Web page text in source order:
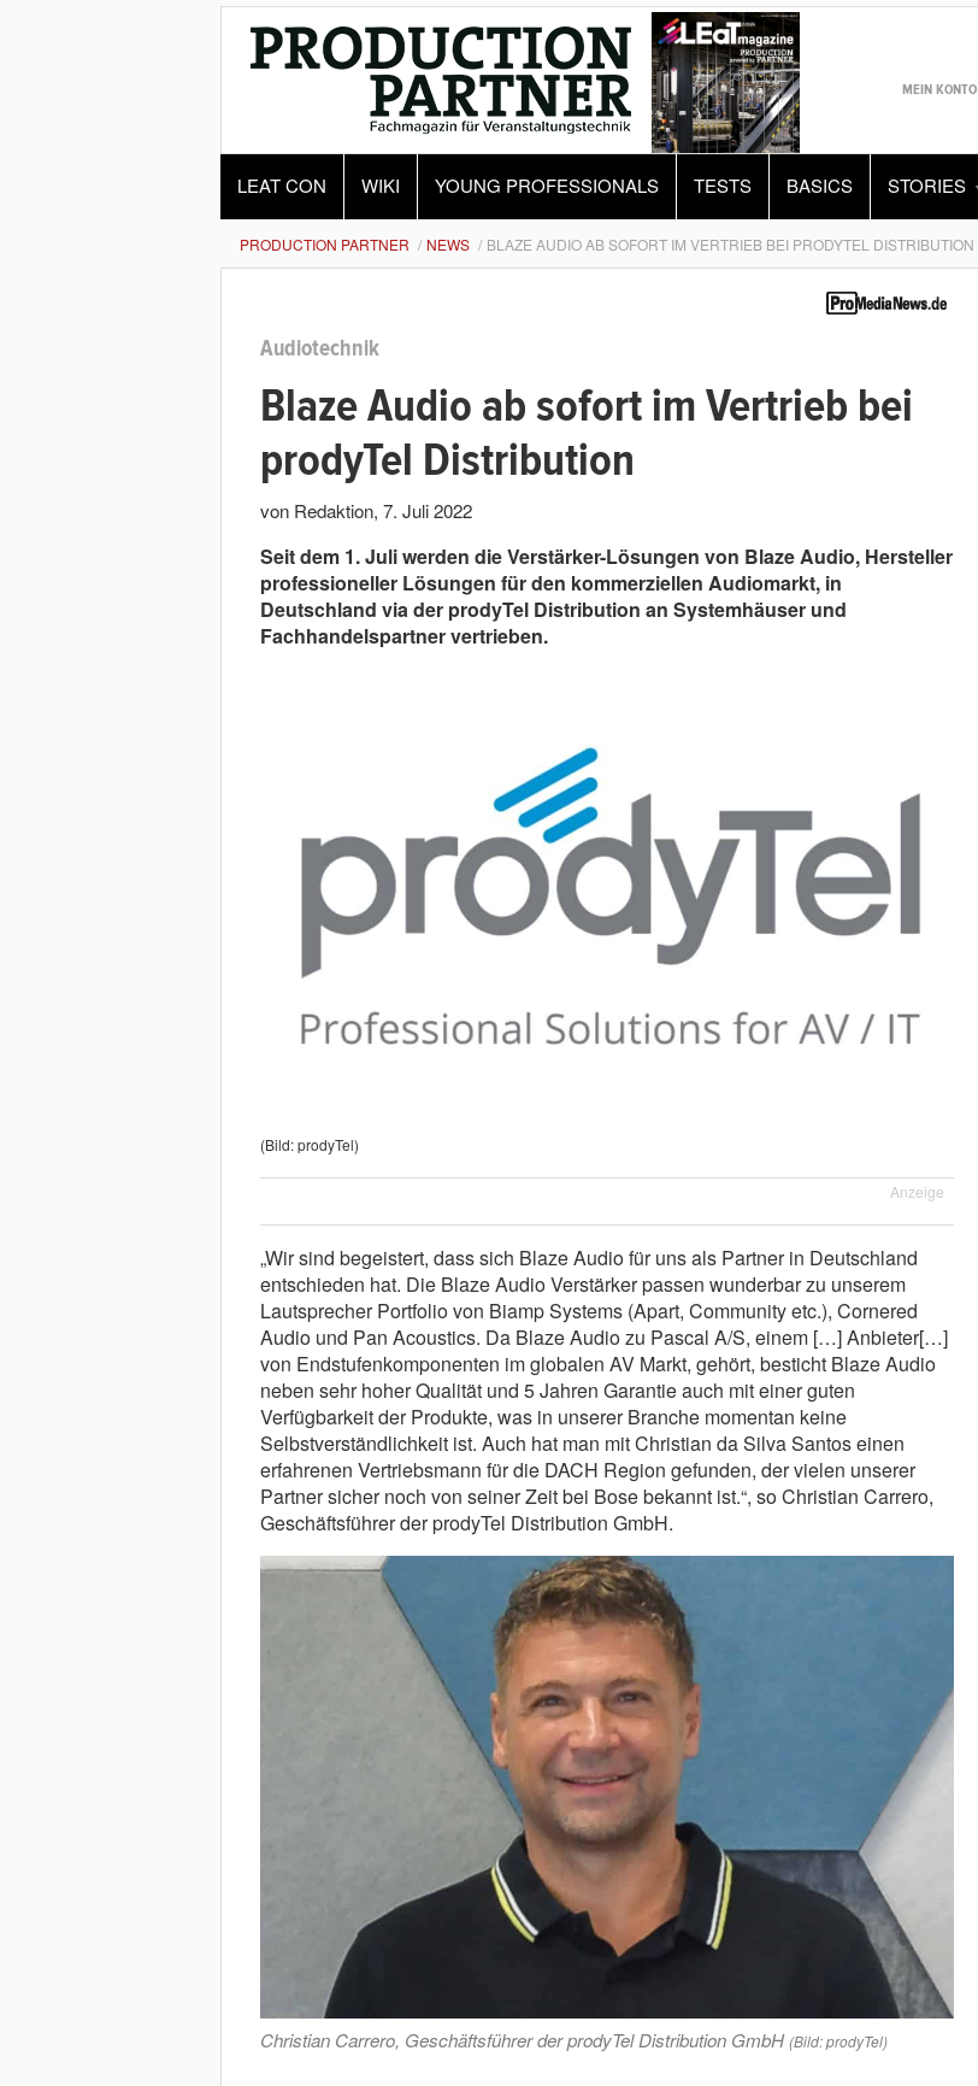
MEIN KONTO
LEAT CON WIKI YOUNG PROFESSIONALS TESTS BASICS STORIES
PRODUCTION PARTNER NEWS BLAZE AUDIO AB SOFORT IM VERTRIEB BEI PRODYTEL DISTRIBUTION
Audiotechnik
Blaze Audio ab sofort im Vertrieb bei
prodyTel Distribution
von Redaktion, 7. Juli 2022
Seit dem 1. Juli werden die Verstärker-Lösungen von Blaze Audio, Hersteller
professioneller Lösungen für den kommerziellen Audiomarkt, in
Deutschland via der prodyTel Distribution an Systemhäuser und
Fachhandelspartner vertrieben.
(Bild: prodyTel)
Anzeige
„Wir sind begeistert, dass sich Blaze Audio für uns als Partner in Deutschland
entschieden hat. Die Blaze Audio Verstärker passen wunderbar zu unserem
Lautsprecher Portfolio von Biamp Systems (Apart, Community etc.), Cornered
Audio und Pan Acoustics. Da Blaze Audio zu Pascal A/S, einem […] Anbieter[…]
von Endstufenkomponenten im globalen AV Markt, gehört, besticht Blaze Audio
neben sehr hoher Qualität und 5 Jahren Garantie auch mit einer guten
Verfügbarkeit der Produkte, was in unserer Branche momentan keine
Selbstverständlichkeit ist. Auch hat man mit Christian da Silva Santos einen
erfahrenen Vertriebsmann für die DACH Region gefunden, der vielen unserer
Partner sicher noch von seiner Zeit bei Bose bekannt ist.“, so Christian Carrero,
Geschäftsführer der prodyTel Distribution GmbH.
Christian Carrero, Geschäftsführer der prodyTel Distribution GmbH (Bild: prodyTel)